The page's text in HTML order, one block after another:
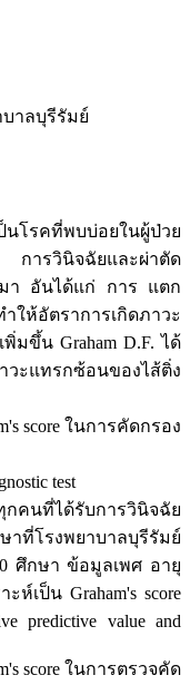
าลบุรีรัมย์
นโรคที่พบบ่อยในผู้ป่วย
ารวินิจฉัยและผ่าตัด
า อันได้แก่ การ แตก
อัตราการเกิดภาวะ
มขึ้น Graham D.F. ได้
ะแทรกซ้อนของไส้ติ่ง
score ในการคัดกรอง
test
คนที่ได้รับการวินิจฉัย
ที่โรงพยาบาลบุรีรัมย์
ศึกษา ข้อมูลเพศ อายุ
ห์เป็น Graham's score
predictive value and
score ในการตรวจคัด